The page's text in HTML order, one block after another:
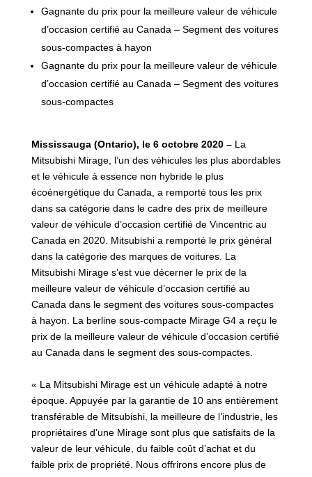
Gagnante du prix pour la meilleure valeur de véhicule
d’occasion certifié au Canada – Segment des voitures
sous-compactes à hayon
Gagnante du prix pour la meilleure valeur de véhicule
d’occasion certifié au Canada – Segment des voitures
sous-compactes
Mississauga (Ontario), le 6 octobre 2020 –La
Mitsubishi Mirage, l’un des véhicules les plus abordables
et le véhicule à essence non hybride le plus
écoénergétique du Canada, a remporté tous les prix
dans sa catégorie dans le cadre des prix de meilleure
valeur de véhicule d’occasion certifié de Vincentric au
Canada en 2020. Mitsubishi a remporté le prix général
dans la catégorie des marques de voitures. La
Mitsubishi Mirage s’est vue décerner le prix de la
meilleure valeur de véhicule d’occasion certifié au
Canada dans le segment des voitures sous-compactes
à hayon. La berline sous-compacte Mirage G4 a reçu le
prix de la meilleure valeur de véhicule d’occasion certifié
au Canada dans le segment des sous-compactes.
« La Mitsubishi Mirage est un véhicule adapté à notre
époque. Appuyée par la garantie de 10 ans entièrement
transférable de Mitsubishi, la meilleure de l’industrie, les
propriétaires d’une Mirage sont plus que satisfaits de la
valeur de leur véhicule, du faible coût d’achat et du
faible prix de propriété. Nous offrirons encore plus de